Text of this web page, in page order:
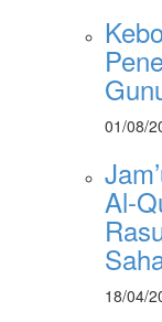
01/08/
Al-
18/04/